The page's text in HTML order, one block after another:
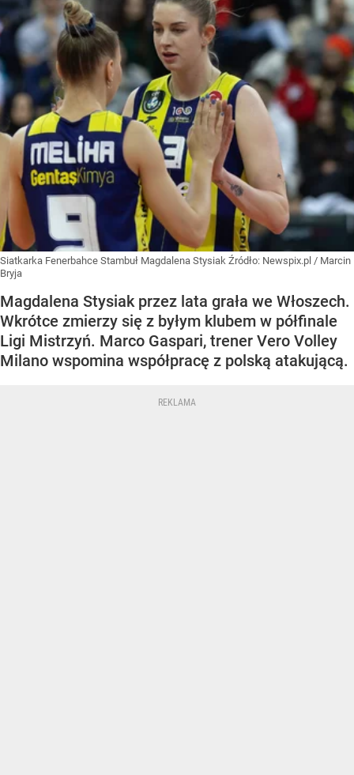
Siatkarka Fenerbahce Stambuł Magdalena Stysiak Źródło: Newspix.pl / Marcin
Bryja
Magdalena Stysiak przez lata grała we Włoszech.
Wkrótce zmierzy się z byłym klubem w półfinale
Ligi Mistrzyń. Marco Gaspari, trener Vero Volley
Milano wspomina współpracę z polską atakującą.